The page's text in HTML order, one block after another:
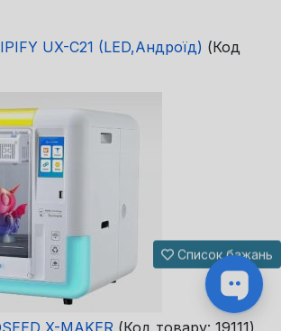
UX-C21 (LED,Андроїд) (Код
X-MAKER (Код товару: 19111)
Список бажань